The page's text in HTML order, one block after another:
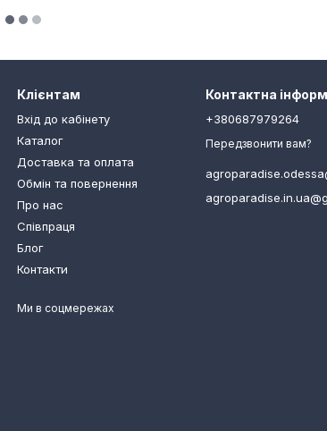
Клієнтам
Вхід до кабінету
Каталог
Доставка та оплата
Обмін та повернення
Про нас
Співпраця
Блог
Контакти
Ми в соцмережах
Контактна
+380687979264
Передзвонити вам?